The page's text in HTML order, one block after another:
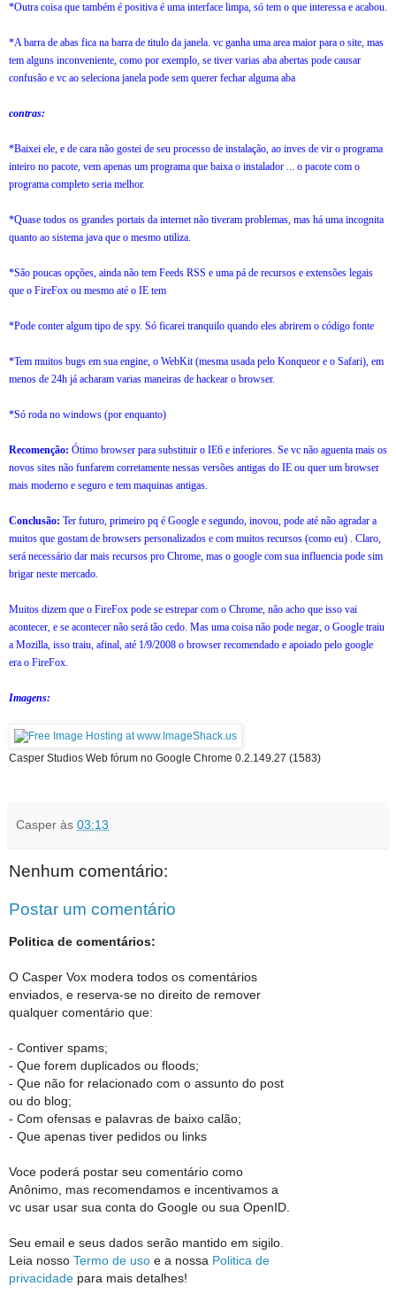
*Outra coisa que também é positiva é uma interface limpa, só tem o que interessa e acabou.
*A barra de abas fica na barra de titulo da janela. vc ganha uma area maior para o site, mas
tem alguns inconveniente, como por exemplo, se tiver varias aba abertas pode causar
confusão e vc ao seleciona janela pode sem querer fechar alguma aba
contras:
*Baixei ele, e de cara não gostei de seu processo de instalação, ao inves de vir o programa
inteiro no pacote, vem apenas um programa que baixa o instalador ... o pacote com o
programa completo seria melhor.
*Quase todos os grandes portais da internet não tiveram problemas, mas há uma incognita
quanto ao sistema java que o mesmo utiliza.
*São poucas opções, ainda não tem Feeds RSS e uma pá de recursos e extensões legais
que o FireFox ou mesmo até o IE tem
*Pode conter algum tipo de spy. Só ficarei tranquilo quando eles abrirem o código fonte
*Tem muitos bugs em sua engine, o WebKit (mesma usada pelo Konqueor e o Safari), em
menos de 24h já acharam varias maneiras de hackear o browser.
*Só roda no windows (por enquanto)
Recomenção: Ótimo browser para substituir o IE6 e inferiores. Se vc não aguenta mais os
novos sites não funfarem corretamente nessas versões antigas do IE ou quer um browser
mais moderno e seguro e tem maquinas antigas.
Conclusão: Ter futuro, primeiro pq é Google e segundo, inovou, pode até não agradar a
muitos que gostam de browsers personalizados e com muitos recursos (como eu) . Claro,
será necessário dar mais recursos pro Chrome, mas o google com sua influencia pode sim
brigar neste mercado.
Muitos dizem que o FireFox pode se estrepar com o Chrome, não acho que isso vai
acontecer, e se acontecer não será tão cedo. Mas uma coisa não pode negar, o Google traiu
a Mozilla, isso traiu, afinal, até 1/9/2008 o browser recomendado e apoiado pelo google
era o FireFox.
Imagens:
Casper Studios Web fórum no Google Chrome 0.2.149.27 (1583)
Casper às 03:13
Nenhum comentário:
Postar um comentário
Politica de comentários:
O Casper Vox modera todos os comentários
enviados, e reserva-se no direito de remover
qualquer comentário que:
- Contiver spams;
- Que forem duplicados ou floods;
- Que não for relacionado com o assunto do post
ou do blog;
- Com ofensas e palavras de baixo calão;
- Que apenas tiver pedidos ou links
Voce poderá postar seu comentário como
Anônimo, mas recomendamos e incentivamos a
vc usar usar sua conta do Google ou sua OpenID.
Seu email e seus dados serão mantido em sigilo.
Leia nosso Termo de uso e a nossa Politica de
privacidade para mais detalhes!